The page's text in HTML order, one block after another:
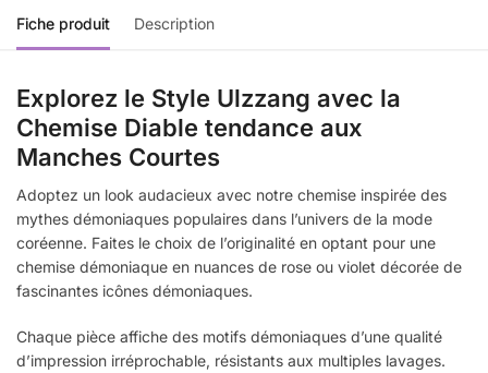
Fiche produit Description
Explorez le Style Ulzzang avec la
Chemise Diable tendance aux
Manches Courtes
Adoptez un look audacieux avec notre chemise inspirée des
mythes démoniaques populaires dans l’univers de la mode
coréenne. Faites le choix de l’originalité en optant pour une
chemise démoniaque en nuances de rose ou violet décorée de
fascinantes icônes démoniaques.
Chaque pièce affiche des motifs démoniaques d’une qualité
d’impression irréprochable, résistants aux multiples lavages.